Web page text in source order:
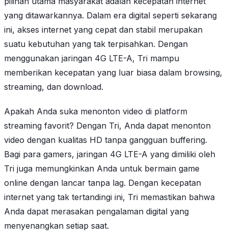
yang ditawarkannya. Dalam era digital seperti sekarang
ini, akses internet yang cepat dan stabil merupakan
suatu kebutuhan yang tak terpisahkan. Dengan
menggunakan jaringan 4G LTE-A, Tri mampu
memberikan kecepatan yang luar biasa dalam browsing,
streaming, dan download.
Apakah Anda suka menonton video di platform
streaming favorit? Dengan Tri, Anda dapat menonton
video dengan kualitas HD tanpa gangguan buffering.
Bagi para gamers, jaringan 4G LTE-A yang dimiliki oleh
Tri juga memungkinkan Anda untuk bermain game
online dengan lancar tanpa lag. Dengan kecepatan
internet yang tak tertandingi ini, Tri memastikan bahwa
Anda dapat merasakan pengalaman digital yang
menyenangkan setiap saat.